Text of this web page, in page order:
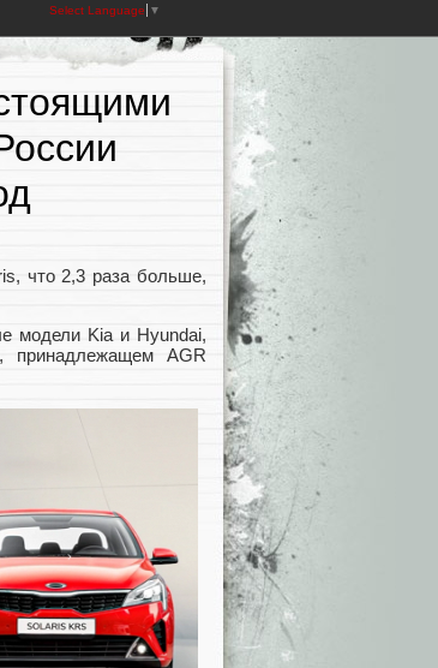
Select Language ▼
что 2,3 раза больше,
модели Kia и Hyundai,
принадлежащем AGR